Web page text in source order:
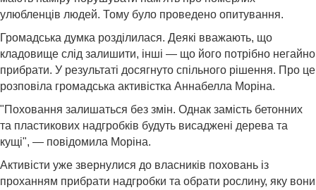
улюбленців людей. Тому було проведено опитування.
Громадська думка розділилася. Деякі вважають, що
кладовище слід залишити, інші — що його потрібно негайно
прибрати. У результаті досягнуто спільного рішення. Про це
розповіла громадська активістка Аннабелла Моріна.
"Поховання залишаться без змін. Однак замість бетонних
та пластикових надгробків будуть висаджені дерева та
кущі", — повідомила Моріна.
Активісти уже звернулися до власників поховань із
проханням прибрати надгробки та обрати рослину, яку вони